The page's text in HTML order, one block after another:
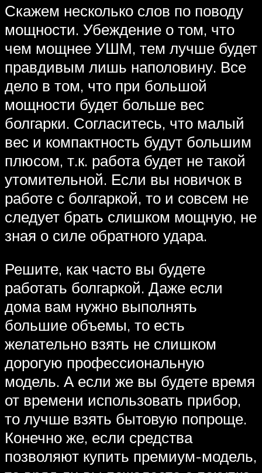
Скажем несколько слов по поводу
мощности. Убеждение о том, что
чем мощнее УШМ, тем лучше будет
правдивым лишь наполовину. Все
дело в том, что при большой
мощности будет больше вес
болгарки. Согласитесь, что малый
вес и компактность будут большим
плюсом, т.к. работа будет не такой
утомительной. Если вы новичок в
работе с болгаркой, то и совсем не
следует брать слишком мощную, не
зная о силе обратного удара.
Решите, как часто вы будете
работать болгаркой. Даже если
дома вам нужно выполнять
большие объемы, то есть
желательно взять не слишком
дорогую профессиональную
модель. А если же вы будете время
от времени использовать прибор,
то лучше взять бытовую попроще.
Конечно же, если средства
позволяют купить премиум-модель,